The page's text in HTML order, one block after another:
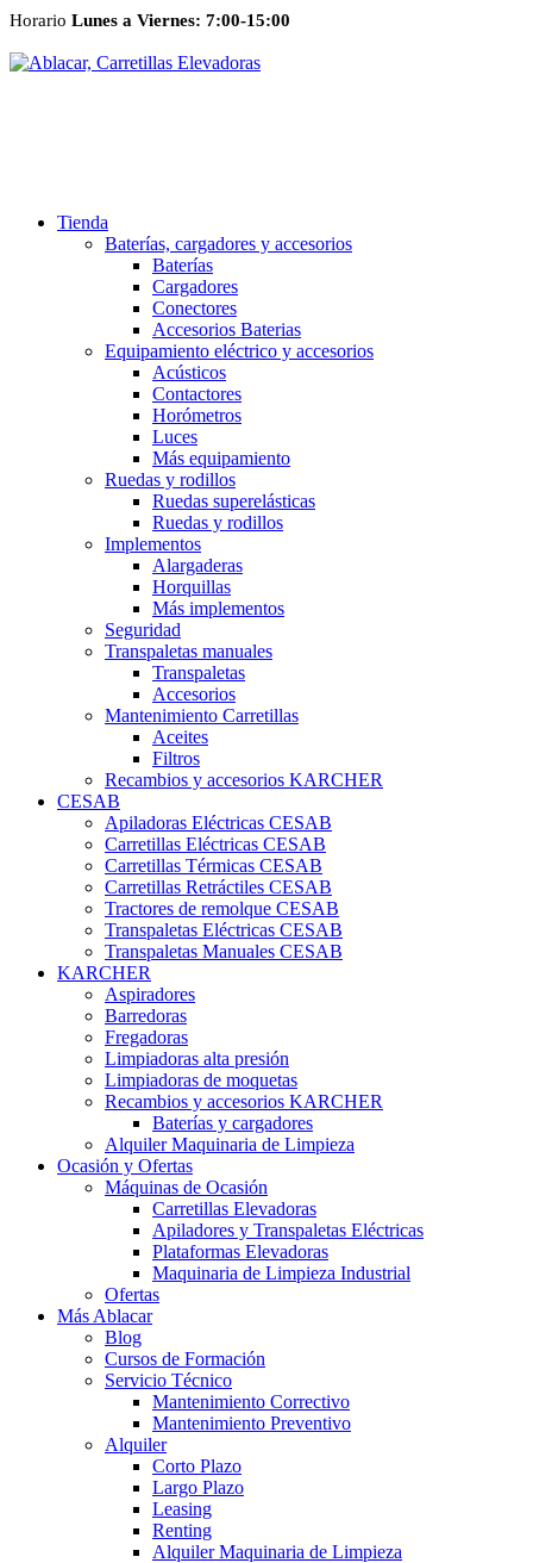
Horario Lunes a Viernes: 7:00-15:00
Tienda
Baterías, cargadores y accesorios
Baterías
Cargadores
Conectores
Accesorios Baterias
Equipamiento eléctrico y accesorios
Acústicos
Contactores
Horómetros
Luces
Más equipamiento
Ruedas y rodillos
Ruedas superelásticas
Ruedas y rodillos
Implementos
Alargaderas
Horquillas
Más implementos
Seguridad
Transpaletas manuales
Transpaletas
Accesorios
Mantenimiento Carretillas
Aceites
Filtros
Recambios y accesorios KARCHER
CESAB
Apiladoras Eléctricas CESAB
Carretillas Eléctricas CESAB
Carretillas Térmicas CESAB
Carretillas Retráctiles CESAB
Tractores de remolque CESAB
Transpaletas Eléctricas CESAB
Transpaletas Manuales CESAB
KARCHER
Aspiradores
Barredoras
Fregadoras
Limpiadoras alta presión
Limpiadoras de moquetas
Recambios y accesorios KARCHER
Baterías y cargadores
Alquiler Maquinaria de Limpieza
Ocasión y Ofertas
Máquinas de Ocasión
Carretillas Elevadoras
Apiladores y Transpaletas Eléctricas
Plataformas Elevadoras
Maquinaria de Limpieza Industrial
Ofertas
Más Ablacar
Blog
Cursos de Formación
Servicio Técnico
Mantenimiento Correctivo
Mantenimiento Preventivo
Alquiler
Corto Plazo
Largo Plazo
Leasing
Renting
Alquiler Maquinaria de Limpieza